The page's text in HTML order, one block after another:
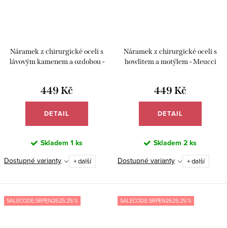
Náramek z chirurgické oceli s
lávovým kamenem a ozdobou -
449 Kč
DETAIL
Skladem 1 ks
Dostupné varianty + další
Náramek z chirurgické oceli s
howlitem a motýlem - Meucci
449 Kč
DETAIL
Skladem 2 ks
Dostupné varianty + další
SALECODE:SRPEN2625:25:% SALECODE:SRPEN2625:25:%